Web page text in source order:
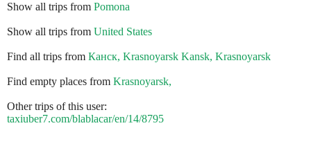
Show all trips from Pomona
Show all trips from United States
Find all trips from Канск, Krasnoyarsk Kansk, Krasnoyarsk
Find empty places from Krasnoyarsk,
Other trips of this user:
taxiuber7.com/blablacar/en/14/8795